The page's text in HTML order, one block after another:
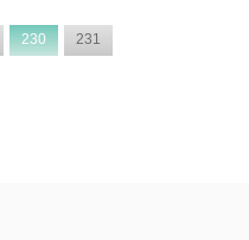
230 231